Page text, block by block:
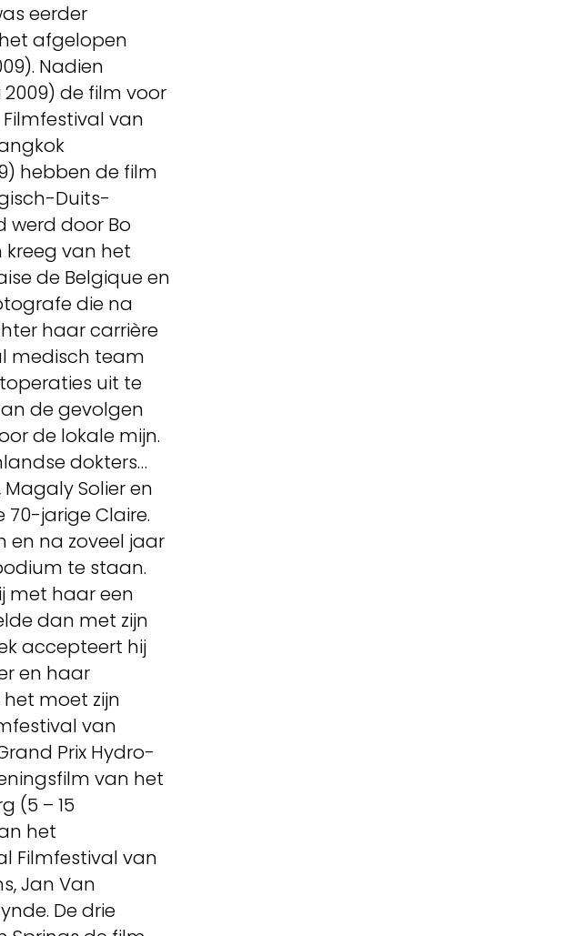
eerder
afgelopen
Nadien
2009) de film voor
van
hebben de film
Duits-
werd door Bo
kreeg van het
de Belgique en
die na
haar carrière
medisch team
uit te
de gevolgen
de lokale mijn.
dokters…
Solier en
jarige Claire.
en na zoveel jaar
te staan.
met haar een
dan met zijn
accepteert hij
en haar
moet zijn
van
Prix Hydro-
van het
(5 – 15
het
Filmfestival van
Jan Van
De drie